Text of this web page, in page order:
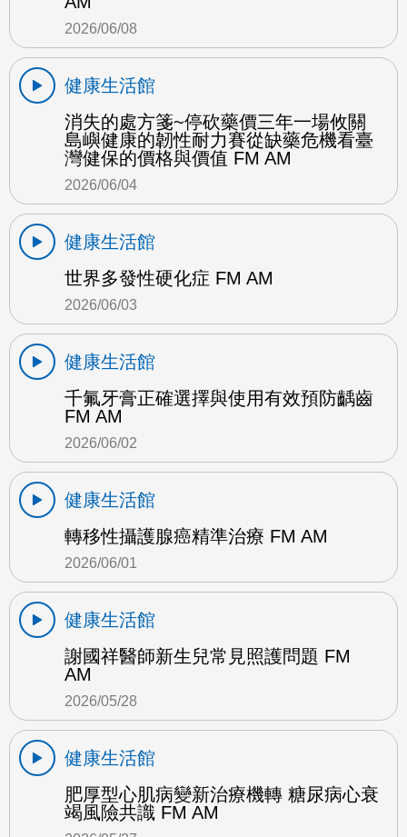
2026/06/08
健康生活館
消失的處方箋~停砍藥價三年一場攸關
島嶼健康的韌性耐力賽從缺藥危機看臺
灣健保的價格與價值 FM AM
2026/06/04
健康生活館
世界多發性硬化症 FM AM
2026/06/03
健康生活館
千氟牙膏正確選擇與使用有效預防齲齒
FM AM
2026/06/02
健康生活館
轉移性攝護腺癌精準治療 FM AM
2026/06/01
健康生活館
謝國祥醫師新生兒常見照護問題 FM
AM
2026/05/28
健康生活館
肥厚型心肌病變新治療機轉 糖尿病心衰
竭風險共識 FM AM